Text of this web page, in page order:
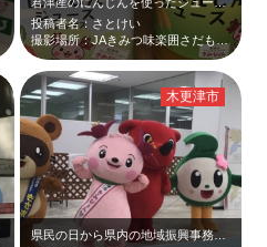
投稿者名：さとけい
県民の日から県内の地域振興事務所が主催するスタンプラリーが始まるが、君津地域振…
木更津市